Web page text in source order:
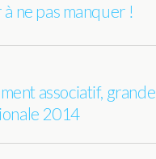
ne pas manquer !
associatif, grande
2014